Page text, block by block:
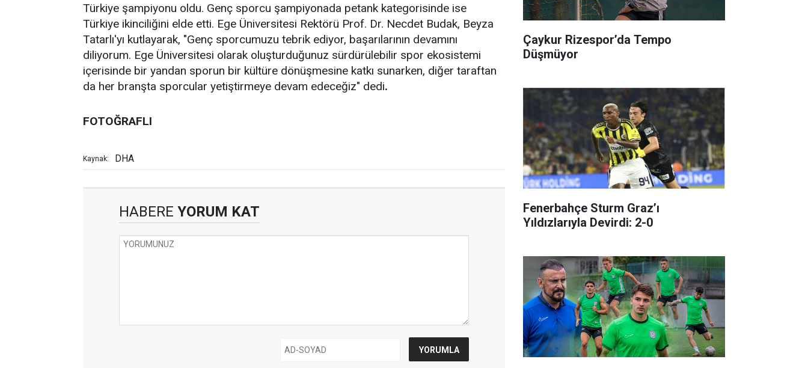
Türkiye şampiyonu oldu. Genç sporcu şampiyonada petank kategorisinde ise
Türkiye ikinciliğini elde etti. Ege Üniversitesi Rektörü Prof. Dr. Necdet Budak, Beyza
Tatarlı'yı kutlayarak, "Genç sporcumuzu tebrik ediyor, başarılarının devamını
diliyorum. Ege Üniversitesi olarak oluşturduğunuz sürdürülebilir spor ekosistemi
içerisinde bir yandan sporun bir kültüre dönüşmesine katkı sunarken, diğer taraftan
da her branşta sporcular yetiştirmeye devam edeceğiz" dedi.
FOTOĞRAFLI
Kaynak: DHA
HABERE YORUM KAT
Çaykur Rizespor’da Tempo
Düşmüyor
Fenerbahçe Sturm Graz’ı
Yıldızlarıyla Devirdi: 2-0